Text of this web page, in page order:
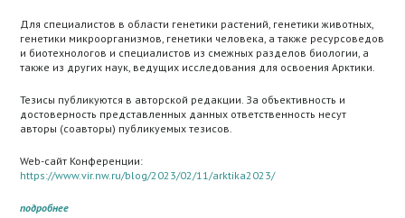
Для специалистов в области генетики растений, генетики животных,
генетики микроорганизмов, генетики человека, а также ресурсоведов
и биотехнологов и специалистов из смежных разделов биологии, а
также из других наук, ведущих исследования для освоения Арктики.
Тезисы публикуются в авторской редакции. За объективность и
достоверность представленных данных ответственность несут
авторы (соавторы) публикуемых тезисов.
Web-сайт Конференции:
https://www.vir.nw.ru/blog/2023/02/11/arktika2023/
подробнее